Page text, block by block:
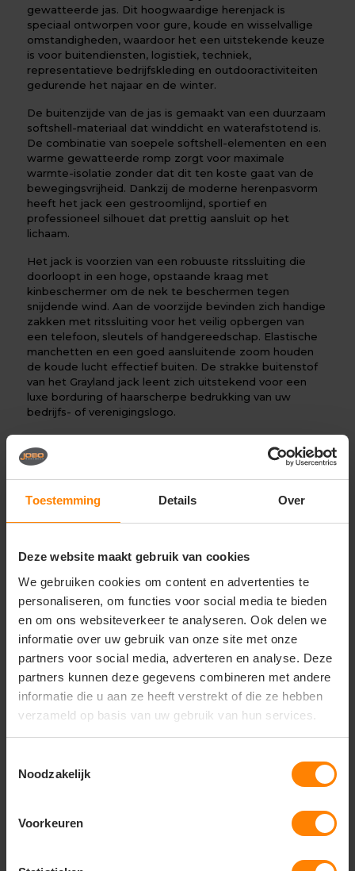
Toestemming Details Over
Deze website maakt gebruik van cookies
We gebruiken cookies om content en advertenties te
personaliseren, om functies voor social media te bieden
en om ons websiteverkeer te analyseren. Ook delen we
informatie over uw gebruik van onze site met onze
partners voor social media, adverteren en analyse. Deze
partners kunnen deze gegevens combineren met andere
informatie die u aan ze heeft verstrekt of die ze hebben
verzameld op basis van uw gebruik van hun services.
Noodzakelijk
Voorkeuren
gewatteerde jas. Dit hoogwaardige herenjack is
speciaal ontworpen voor gure, koude en wisselvallige
omstandigheden, waardoor het een uitstekende keuze
is voor buitendiensten, logistiek, techniek,
representatieve bedrijfskleding en outdooractiviteiten
gedurende het najaar en de winter.
De buitenzijde van de jas is gemaakt van een duurzaam
softshell-materiaal dat winddicht en waterafstotend is.
De combinatie van soepele softshell-elementen en een
warme gewatteerde romp zorgt voor maximale
warmte-isolatie zonder dat dit ten koste gaat van de
bewegingsvrijheid. Dankzij de moderne herenpasvorm
heeft het jack een gestroomlijnd, sportief en
professioneel silhouet dat prettig aansluit op het
lichaam.
Het jack is voorzien van een robuuste ritssluiting die
doorloopt in een hoge, opstaande kraag met
kinbeschermer om de nek te beschermen tegen
snijdende wind. Aan de voorzijde bevinden zich handige
zakken met ritssluiting voor het veilig opbergen van
een telefoon, sleutels of handgereedschap. Elastische
manchetten en een goed aansluitende zoom houden
de koude lucht effectief buiten. De strakke buitenstof
van het Grayland jack leent zich uitstekend voor een
luxe borduring of haarscherpe bedrukking van uw
bedrijfs- of verenigingslogo.
Perfect voor:
Warme en representatieve bedrijfskleding voor
heren in de logistiek, bouw, techniek en
buitendiensten
Uniforme kleding voor outdoor-sportteams,
Stijlvolle en functionele merchandise voor merken
en zakelijke relatiegeschenken
Belangrijkste kenmerken:
Materiaal:Technische combinatie van winddicht,
waterafstotend softshell en een warme
gewatteerde voering
Pasvorm: Moderne herenpasvorm voor een stijlvol,
sportief en professioneel silhouet
Design:Hoge opstaande kraag, stevige ritssluiting
Comfort:
Uitstekende isolatie met behoud van
Veredeling:
Gladde buitenstof van topkwaliteit,